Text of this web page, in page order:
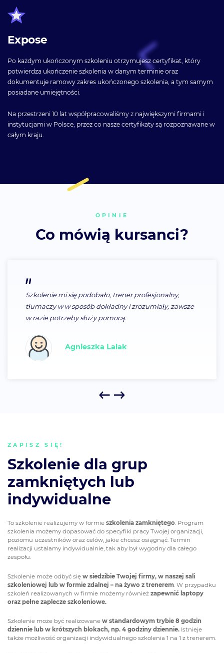
Expose
Po każdym ukończonym szkoleniu otrzymujesz certyfikat, który
potwierdza ukończenie szkolenia w danym terminie oraz
dokumentuje ramowy zakres ukończonego szkolenia, a tym samym
posiadane umiejętności.
Na przestrzeni 10 lat współpracowaliśmy z największymi firmami i
instytucjami w Polsce, przez co nasze certyfikaty są rozpoznawane w
całym kraju.
OPINIE
Co mówią kursanci?
Szkolenie mi się podobało, trener profesjonalny,
tłumaczy w w sposób dokładny i zrozumiały, zawsze
w razie potrzeby służy pomocą.
Agnieszka Lalak
ZAPISZ SIĘ!
Szkolenie dla grup
zamkniętych lub
indywidualne
To szkolenie realizujemy w formie szkolenia zamkniętego. Program
szkolenia możemy dopasować do specyfiki pracy Twojej organizacji,
poziomu uczestników oraz celów, jakie chcesz osiągnąć. Termin
realizacji ustalamy indywidualnie, tak aby był wygodny dla całego
zespołu.
Szkolenie może odbyć się w siedzibie Twojej firmy, w naszej sali
szkoleniowej lub w formie zdalnej – na żywo z trenerem . W przypadku
szkoleń realizowanych w firmie możemy również zapewnić laptopy
oraz pełne zaplecze szkoleniowe.
Szkolenie może być realizowane w standardowym trybie 8 godzin
dziennie lub w krótszych blokach, np. 4 godziny dziennie. Istnieje
także możliwość organizacji indywidualnego szkolenia 1 na 1 z trenerem.